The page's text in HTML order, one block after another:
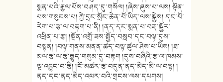
སྨན་པའི་རྒྱལ་པོས་བཤད་དུ་གསོལ། །ཞེས་ཞུས་པ་ལས། སྟོན་
པས་གསུངས་པ། ཀྱེ་དྲང་སྲོང་ཆེན་པོ་ཡིད་ལས་སྐྱེས། དང་པོ་
རེག་པ་རྩ་ལ་བརྟག་པ་ནི། །ནད་དང་སྨན་པ་བརྡ་སྦྱོར་
འཕྲིན་པ་རྩ། །སྔོན་འགྲོ་ཟས་སྤྱོད་བསླབ་དང་བལྟ་དུས་
བསྟན། །བལྟ་གནས་མནན་ཚད་བལྟ་ཚུལ་ཤེས་པ་ཡིས། །ཐ་
མལ་རྩ་ལ་རྩ་རྒྱུད་གསུམ་དུ་བརྟག །དུས་བཞིའི་རྩ་ལ་ཁམས་
ལྔ་འབྱུང་བ་རྩི། །ངོ་མཚར་རྩ་བདུན་ནད་མེད་མི་ལ་བལྟ། །
ནད་དང་ནད་མེད་འཕར་བའི་གྲངས་ལས་དཔགས།